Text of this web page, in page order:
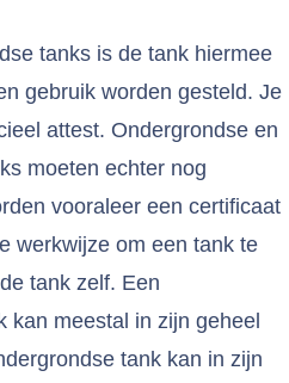
tanks is de tank hiermee
gebruik worden gesteld. Je
attest. Ondergrondse en
moeten echter nog
vooraleer een certificaat
werkwijze om een tank te
tank zelf. Een
kan meestal in zijn geheel
tank kan in zijn